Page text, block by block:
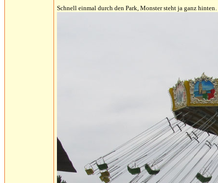
Schnell einmal durch den Park, Monster steht ja ganz